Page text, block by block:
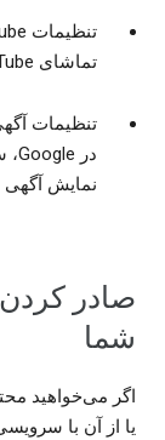
تنظیمات YouTube:
تماشای YouTube خود را موقتاً متوقف و حذف کنید.
تنظیمات
نمایش
صادر
شما